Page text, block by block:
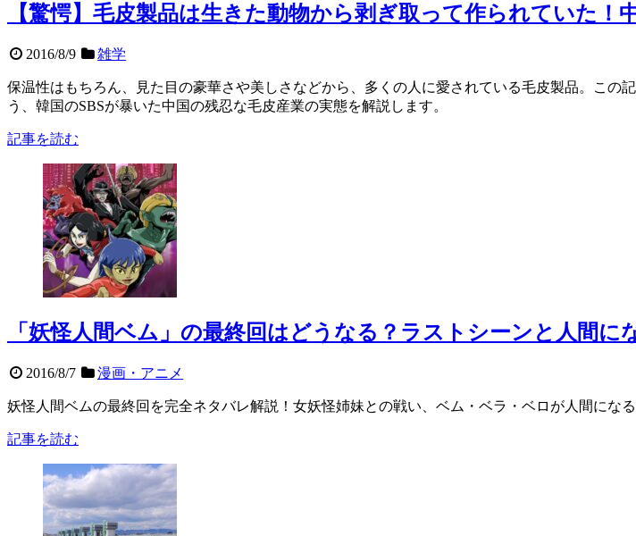
【驚愕】毛皮製品は生きた動物から剥ぎ取って作られていた！
2016/8/9 雑学
保温性はもちろん、見た目の豪華さや美しさなどから、多くの人に愛されている毛皮製品。こ
う、韓国のSBSが暴いた中国の残忍な毛皮産業の実態を解説します。
記事を読む
「妖怪人間ベム」の最終回はどうなる？ラストシーンと人間に
2016/8/7 漫画・アニメ
妖怪人間ベムの最終回を完全ネタバレ解説！女妖怪姉妹との戦い、ベム・ベラ・ベロが人間にな
記事を読む